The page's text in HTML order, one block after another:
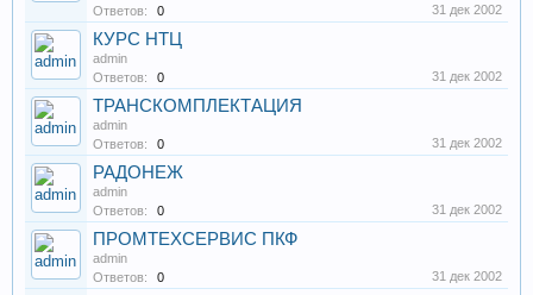
Ответов:
0 31 дек 2002
КУРС НТЦ
admin
Ответов:
0 31 дек 2002
ТРАНСКОМПЛЕКТАЦИЯ
admin
Ответов:
0 31 дек 2002
РАДОНЕЖ
admin
Ответов:
0 31 дек 2002
ПРОМТЕХСЕРВИС ПКФ
admin
Ответов:
0 31 дек 2002